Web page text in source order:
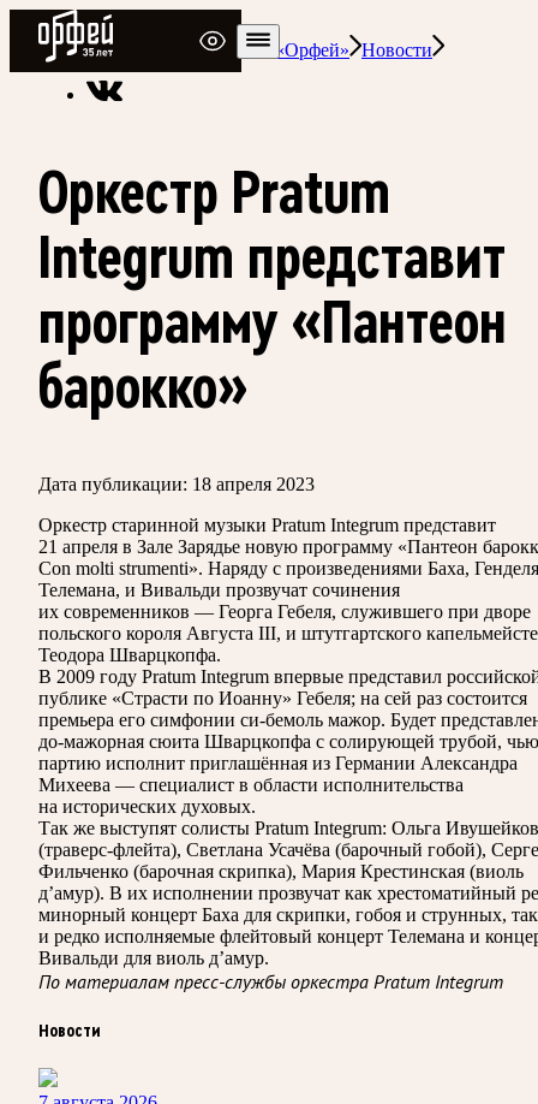
Радио Орфей
Радио классической музыки «Орфей»
Новости
Оркестр Pratum
Integrum представит
программу «Пантеон
барокко»
Дата публикации: 18 апреля 2023
Оркестр старинной музыки Pratum Integrum представит
21 апреля в Зале Зарядье новую программу «Пантеон
Con molti strumenti». Наряду с произведениями Баха,
Телемана, и Вивальди прозвучат сочинения
их современников — Георга Гебеля, служившего при дворе
польского короля Августа III, и штутгартского
Теодора Шварцкопфа.
В 2009 году Pratum Integrum впервые представил
публике «Страсти по Иоанну» Гебеля; на сей раз состоится
премьера его симфонии си-бемоль мажор. Будет
до-мажорная сюита Шварцкопфа с солирующей трубой, чью
партию исполнит приглашённая из Германии Александра
Михеева — специалист в области исполнительства
на исторических духовых.
Так же выступят солисты Pratum Integrum: Ольга
(траверс-флейта), Светлана Усачёва (барочный гобой),
Фильченко (барочная скрипка), Мария Крестинская (виоль
д’амур). В их исполнении прозвучат как хрестоматийный
минорный концерт Баха для скрипки, гобоя и струнных, так
и редко исполняемые флейтовый концерт Телемана и
Вивальди для виоль д’амур.
По материалам пресс-службы оркестра Pratum Integrum
Новости